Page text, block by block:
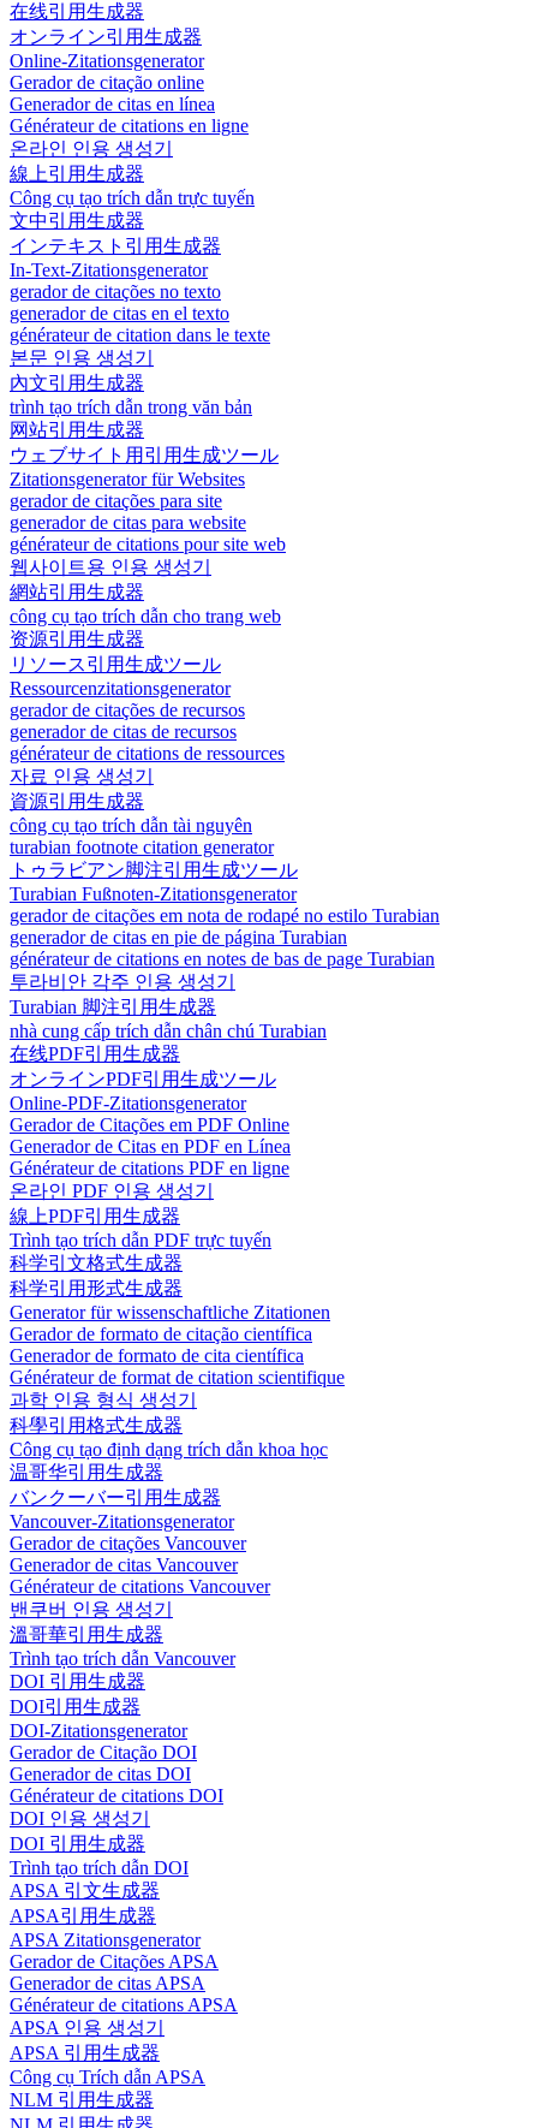
在线引用生成器
オンライン引用生成器
Online-Zitationsgenerator
Gerador de citação online
Generador de citas en línea
Générateur de citations en ligne
온라인 인용 생성기
線上引用生成器
Công cụ tạo trích dẫn trực tuyến
文中引用生成器
インテキスト引用生成器
In-Text-Zitationsgenerator
gerador de citações no texto
generador de citas en el texto
générateur de citation dans le texte
본문 인용 생성기
內文引用生成器
trình tạo trích dẫn trong văn bản
网站引用生成器
ウェブサイト用引用生成ツール
Zitationsgenerator für Websites
gerador de citações para site
generador de citas para website
générateur de citations pour site web
웹사이트용 인용 생성기
網站引用生成器
công cụ tạo trích dẫn cho trang web
资源引用生成器
リソース引用生成ツール
Ressourcenzitationsgenerator
gerador de citações de recursos
generador de citas de recursos
générateur de citations de ressources
자료 인용 생성기
資源引用生成器
công cụ tạo trích dẫn tài nguyên
turabian footnote citation generator
トゥラビアン脚注引用生成ツール
Turabian Fußnoten-Zitationsgenerator
gerador de citações em nota de rodapé no estilo Turabian
generador de citas en pie de página Turabian
générateur de citations en notes de bas de page Turabian
투라비안 각주 인용 생성기
Turabian 脚注引用生成器
nhà cung cấp trích dẫn chân chú Turabian
在线PDF引用生成器
オンラインPDF引用生成ツール
Online-PDF-Zitationsgenerator
Gerador de Citações em PDF Online
Generador de Citas en PDF en Línea
Générateur de citations PDF en ligne
온라인 PDF 인용 생성기
線上PDF引用生成器
Trình tạo trích dẫn PDF trực tuyến
科学引文格式生成器
科学引用形式生成器
Generator für wissenschaftliche Zitationen
Gerador de formato de citação científica
Generador de formato de cita científica
Générateur de format de citation scientifique
과학 인용 형식 생성기
科學引用格式生成器
Công cụ tạo định dạng trích dẫn khoa học
温哥华引用生成器
バンクーバー引用生成器
Vancouver-Zitationsgenerator
Gerador de citações Vancouver
Generador de citas Vancouver
Générateur de citations Vancouver
밴쿠버 인용 생성기
溫哥華引用生成器
Trình tạo trích dẫn Vancouver
DOI 引用生成器
DOI引用生成器
DOI-Zitationsgenerator
Gerador de Citação DOI
Generador de citas DOI
Générateur de citations DOI
DOI 인용 생성기
DOI 引用生成器
Trình tạo trích dẫn DOI
APSA 引文生成器
APSA引用生成器
APSA Zitationsgenerator
Gerador de Citações APSA
Generador de citas APSA
Générateur de citations APSA
APSA 인용 생성기
APSA 引用生成器
Công cụ Trích dẫn APSA
NLM 引用生成器